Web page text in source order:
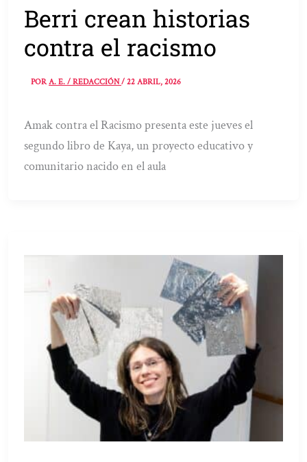
Berri crean historias
contra el racismo
PORA. E. / REDACCIÓN/22 ABRIL, 2026
Amak contra el Racismo presenta este jueves el
segundo libro de Kaya, un proyecto educativo y
comunitario nacido en el aula